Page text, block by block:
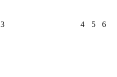
3 4 5 6